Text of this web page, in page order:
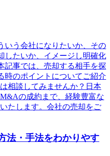
いう会社になりたいか、その
したいか、イメージし明確化
記事では、売却する相手を探
時のポイントについてご紹介
相談してみませんか？日本
の成約まで、経験豊富な
たします。会社の売却をご
法・手法をわかりやす